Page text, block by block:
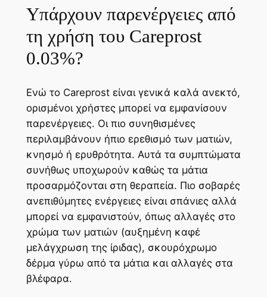
Υπάρχουν παρενέργειες από
τη χρήση του Careprost
0.03%?
Ενώ το Careprost είναι γενικά καλά ανεκτό,
ορισμένοι χρήστες μπορεί να εμφανίσουν
παρενέργειες. Οι πιο συνηθισμένες
περιλαμβάνουν ήπιο ερεθισμό των ματιών,
κνησμό ή ερυθρότητα. Αυτά τα συμπτώματα
συνήθως υποχωρούν καθώς τα μάτια
προσαρμόζονται στη θεραπεία. Πιο σοβαρές
ανεπιθύμητες ενέργειες είναι σπάνιες αλλά
μπορεί να εμφανιστούν, όπως αλλαγές στο
χρώμα των ματιών (αυξημένη καφέ
μελάγχρωση της ίριδας), σκουρόχρωμο
δέρμα γύρω από τα μάτια και αλλαγές στα
βλέφαρα.